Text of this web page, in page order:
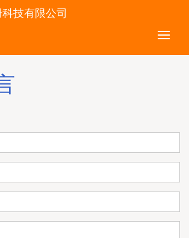
技有限公司